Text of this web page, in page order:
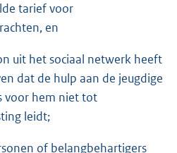
tarief voor
en
uit het sociaal netwerk heeft
dat de hulp aan de jeugdige
voor hem niet tot
leidt;
of belangbehartigers